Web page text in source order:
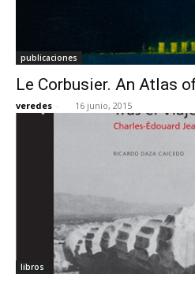
publicaciones
Le Corbusier. An Atlas
veredes - 16 junio, 2015
libros